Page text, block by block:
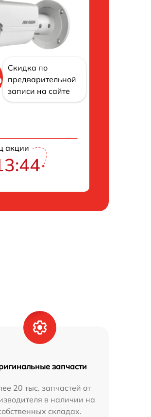
Скидка по
предварительной
записи на сайте
акции
запчасти
20 тыс. запчастей от
в наличии на
складах.